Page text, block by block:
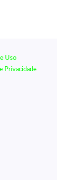
Uso
Privacidade